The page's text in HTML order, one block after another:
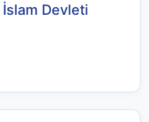
Devleti